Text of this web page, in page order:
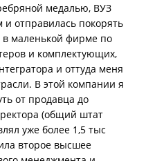
медалью, ВУЗ
отправилась покорять
маленькой фирме по
и комплектующих,
и оттуда меня
В этой компании я
от продавца до
(общий штат
уже более 1,5 тыс
второе высшее